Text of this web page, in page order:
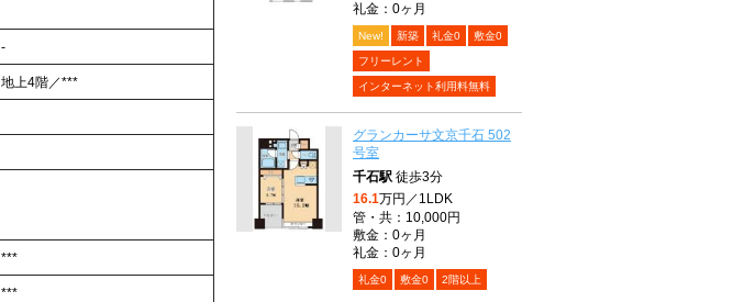
-
地上4階／***
***
***
礼金：0ヶ月
New! 新築 礼金0 敷金0
フリーレント
インターネット利用料無料
グランカーサ文京千石 502
号室
千石駅 徒歩3分
16.1万円／1LDK
管・共：10,000円
敷金：0ヶ月
礼金：0ヶ月
礼金0 敷金0 2階以上